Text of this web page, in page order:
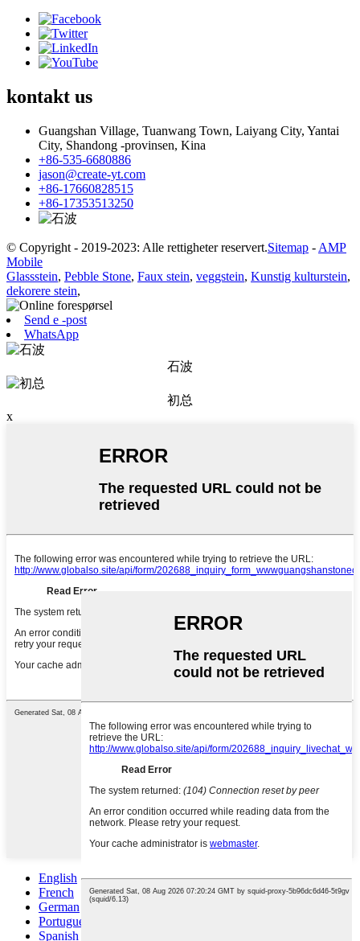
kontakt us
Guangshan Village, Tuanwang Town, Laiyang City, Yantai
City, Shandong -provinsen, Kina
+86-535-6680886
jason@create-yt.com
+86-17660828515
+86-17353513250
© Copyright - 2019-2023: Alle rettigheter reservert.Sitemap - AMP
Mobile
Glassstein, Pebble Stone, Faux stein, veggstein, Kunstig kulturstein,
dekorere stein,
Send e -post
WhatsApp
石波
初总
x
English
French
German
Portuguese
Spanish